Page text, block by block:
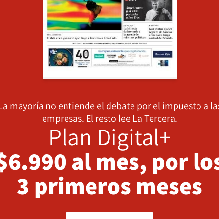
mayoría no entiende el debate por el impuesto a
empresas. El resto lee La Tercera.
Plan Digital+
al mes, por
3 primeros meses